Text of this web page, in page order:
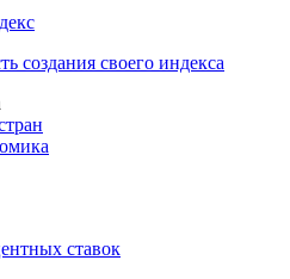
создания своего индекса
ставок